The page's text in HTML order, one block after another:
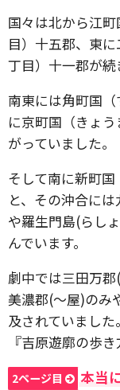
国々は北から江
目）十五郡、東
丁目）十一郡が続
南東には角町国
に京町国（きょ
がっていました。
そして南に新町
と、その沖合に
や羅生門島(らし
んでいます。
劇中では三田万
美濃郡(～屋)のみ
及されていまし
『吉原遊廓の歩
2ページ目
本当